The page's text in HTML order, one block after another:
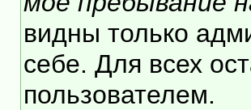
видны только
себе. Для всех
пользователем.